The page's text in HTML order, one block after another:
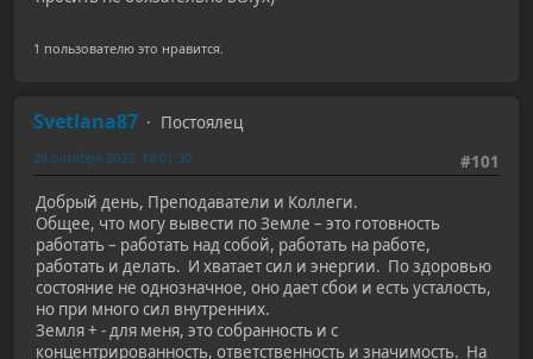
1 пользователю это нравится.
Svetlana87
Постоялец
#101
28 октября 2020, 18:01:30
Добрый день, Преподаватели и Коллеги.
Общее, что могу вывести по Земле – это готовность
работать – работать над собой, работать на работе,
работать и делать. И хватает сил и энергии. По здоровью
состояние не однозначное, оно дает сбои и есть усталость,
но при много сил внутренних.
Земля + - для меня, это собранность и с
концентрированность, ответственность и значимость. На